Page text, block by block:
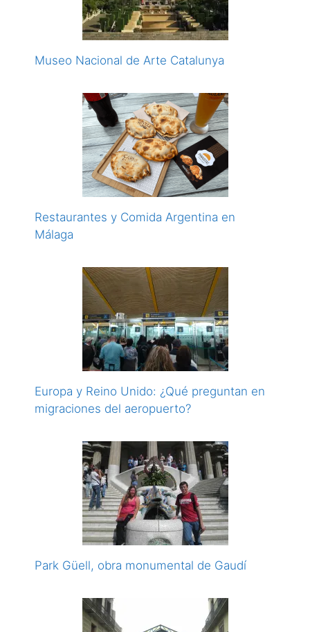
Museo Nacional de Arte Catalunya
Restaurantes y Comida Argentina en
Málaga
Europa y Reino Unido: ¿Qué preguntan en
migraciones del aeropuerto?
Park Güell, obra monumental de Gaudí